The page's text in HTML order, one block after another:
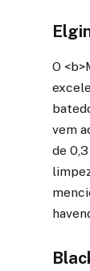
O
vem
de